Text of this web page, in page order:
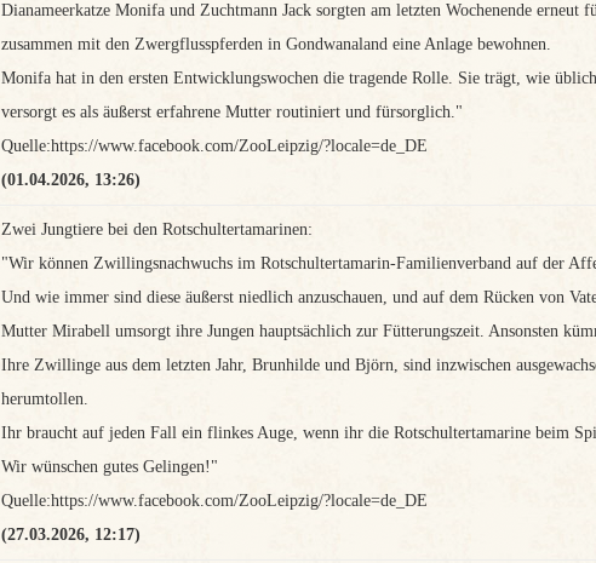
Dianameerkatze Monifa und Zuchtmann Jack sorgten am letzten Wochenende
zusammen mit den Zwergflusspferden in Gondwanaland eine Anlage bewohnen.
Monifa hat in den ersten Entwicklungswochen die tragende Rolle. Sie trägt, wie
versorgt es als äußerst erfahrene Mutter routiniert und fürsorglich."
Quelle:https://www.facebook.com/ZooLeipzig/?locale=de_DE
(01.04.2026, 13:26)
Zwei Jungtiere bei den Rotschultertamarinen:
"Wir können Zwillingsnachwuchs im Rotschultertamarin-Familienverband auf der
Und wie immer sind diese äußerst niedlich anzuschauen, und auf dem Rücken von
Mutter Mirabell umsorgt ihre Jungen hauptsächlich zur Fütterungszeit. Ansonsten
Ihre Zwillinge aus dem letzten Jahr, Brunhilde und Björn, sind inzwischen
herumtollen.
Ihr braucht auf jeden Fall ein flinkes Auge, wenn ihr die Rotschultertamarine beim
Wir wünschen gutes Gelingen!"
Quelle:https://www.facebook.com/ZooLeipzig/?locale=de_DE
(27.03.2026, 12:17)